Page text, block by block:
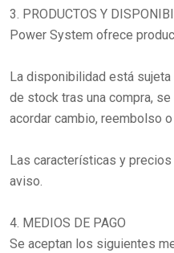
3. PRODUCTOS Y
Power System ofrece
La disponibilidad está
de stock tras una compra,
acordar cambio, reembolso
Las características y
aviso.
4. MEDIOS DE PAGO
Se aceptan los siguientes